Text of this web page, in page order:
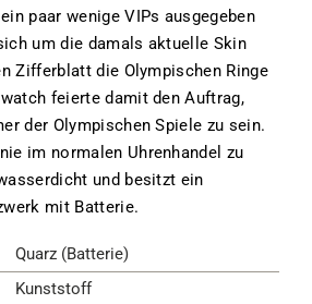
paar wenige VIPs ausgegeben
um die damals aktuelle Skin
Zifferblatt die Olympischen Ringe
feierte damit den Auftrag,
der Olympischen Spiele zu sein.
im normalen Uhrenhandel zu
und besitzt ein
mit Batterie.
Quarz (Batterie)
Kunststoff